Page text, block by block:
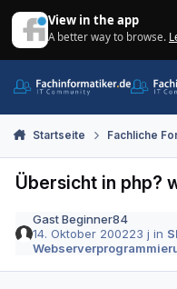
View in the app
A better way to browse.
Startseite Fachliche
Übersicht in php?
Gast Beginner84
14. Oktober 200223 j in